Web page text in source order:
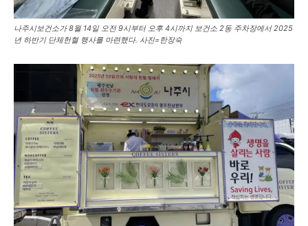
나주시보건소가 8월 14일 오전 9시부터 오후 4시까지 보건소 2동 주차장에서 2025
년 하반기 단체헌혈 행사를 마련했다. 사진=한장숙